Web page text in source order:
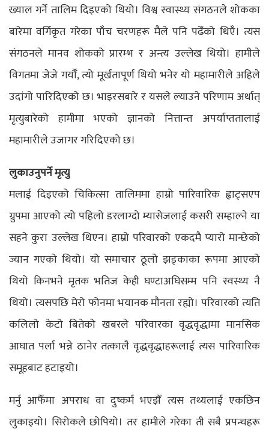
ख्याल गर्ने तालिम दिइएको थियो। विश्व स्वास्थ्य संगठनले शोकका
बारेमा वर्गिकृत गरेका पाँच चरणहरू मैले पनि पढेँको थिएँ। त्यस
संगठनले मानव शोकको प्रारम्भ र अन्त्य उल्लेख थियो। हामीले
विगतमा जेजे गर्यौँ, त्यो मूर्खतापूर्ण थियो भनेर यो महामारीले अहिले
उदांगो पारिदिएको छ। भाइरसबारे र यसले ल्याउने परिणाम अर्थात्
मृत्युबारेको हामीमा भएको ज्ञानको नित्तान्त अपर्याप्ततालाई
महामारीले उजागर गरिदिएको छ।
लुकाउनुपर्ने मृत्यु
मलाई दिइएको चिकित्सा तालिममा हाम्रो पारिवारिक ह्वाट्सएप
ग्रुपमा आएको त्यो पहिलो डरलाग्दो म्यासेजलाई कसरी सम्हाल्ने या
सहने कुरा उल्लेख थिएन। हाम्रो परिवारको एकदमै प्यारो मान्छेको
ज्यान गएको थियो। यो समाचार ठूलो झड्काका रूपमा आएको
थियो किनभने मृतक भतिज केही घण्टाअघिसम्म पनि स्वस्थ्य नै
थियो। त्यसपछि मेरो फोनमा भयानक मौनता रह्यो। परिवारको त्यति
कलिलो केटो बितेको खबरले परिवारका वृद्धवृद्धामा मानसिक
आघात पर्ला भन्ने ठानेर तत्कालै वृद्धवृद्धाहरूलाई त्यस पारिवारिक
समूहबाट हटाइयो।
मर्नु आफैँमा अपराध वा दुष्कर्म भएझैँ त्यस तथ्यलाई एकछिन
लुकाइयो। सिरोकले छोपियो। तर हामीले गरेका ती सबै प्रपन्चहरू